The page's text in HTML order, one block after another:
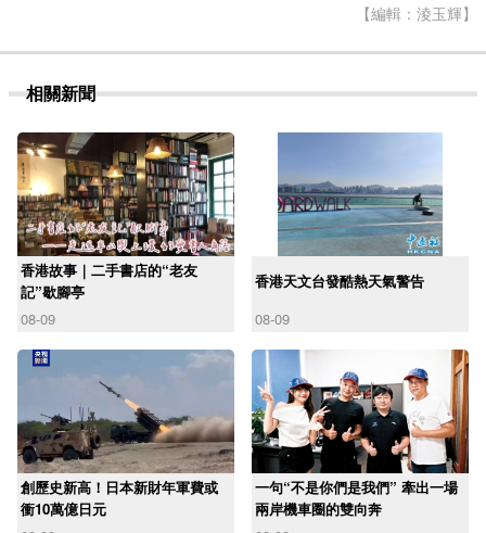
【編輯：淩玉輝】
相關新聞
香港故事｜二手書店的“老友
記”歇腳亭
08-09
香港天文台發酷熱天氣警告
08-09
創歷史新高！日本新財年軍費或
衝10萬億日元
一句“不是你們是我們” 牽出一場
兩岸機車圈的雙向奔